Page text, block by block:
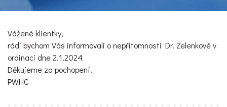
Vážené klientky,
rádi bychom Vás informovali o nepřítomnosti Dr. Zelenkové v
ordinaci dne 2.1.2024
Děkujeme za pochopení.
PWHC